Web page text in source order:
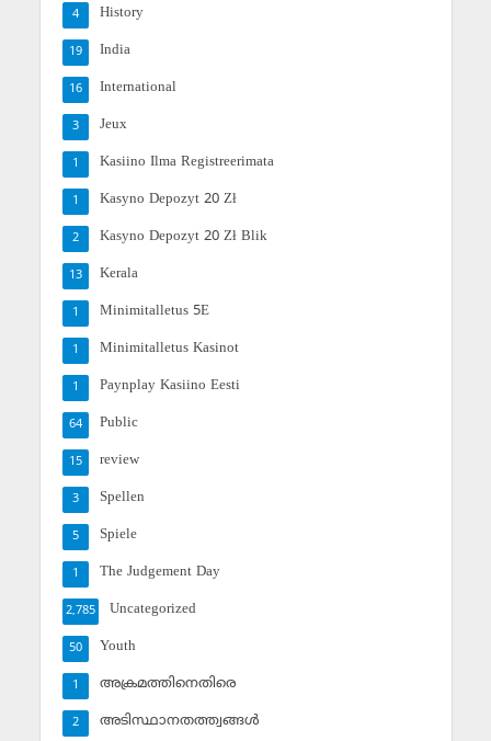
History
4
India
19
International
16
Jeux
3
Kasiino Ilma Registreerimata
1
Kasyno Depozyt 20 Zł
1
Kasyno Depozyt 20 Zł Blik
2
Kerala
13
Minimitalletus 5E
1
Minimitalletus Kasinot
1
Paynplay Kasiino Eesti
1
Public
64
review
15
Spellen
3
Spiele
5
The Judgement Day
1
Uncategorized
2,785
Youth
50
അക്രമത്തിനെതിരെ
1
അടിസ്ഥാനതത്ത്വങ്ങള്‍
2